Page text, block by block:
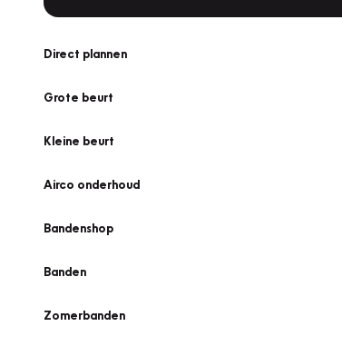
Direct plannen
Grote beurt
Kleine beurt
Airco onderhoud
Bandenshop
Banden
Zomerbanden